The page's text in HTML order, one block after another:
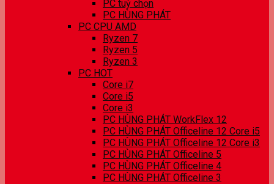
PC tuỳ chọn
PC HÙNG PHÁT
PC CPU AMD
Ryzen 7
Ryzen 5
Ryzen 3
PC HOT
Core i7
Core i5
Core i3
PC HÙNG PHÁT WorkFlex 12
PC HÙNG PHÁT Officeline 12 Core i5
PC HÙNG PHÁT Officeline 12 Core i3
PC HÙNG PHÁT Officeline 5
PC HÙNG PHÁT Officeline 4
PC HÙNG PHÁT Officeline 3